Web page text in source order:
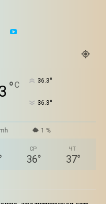
°C 36.3°
36.3°
1 %
СР
36°
ЧТ
37°